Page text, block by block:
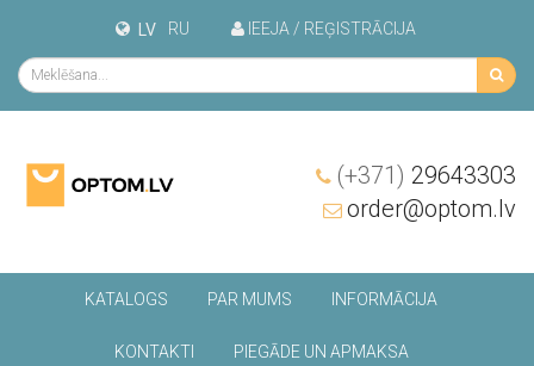
LV RU IEEJA / REĢISTRĀCIJA
(+371) 29643303
order@optom.lv
KATALOGS PAR MUMS INFORMĀCIJA
KONTAKTI PIEGĀDE UN APMAKSA